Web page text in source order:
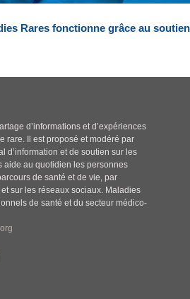
Rares fonctionne grâce au
d’informations et d’expériences
rare. Il est proposé et modéré par
d’information et de soutien sur les
aide au quotidien les personnes
de santé et de vie, par
sur les réseaux sociaux. Maladies
de santé et du secteur médico-